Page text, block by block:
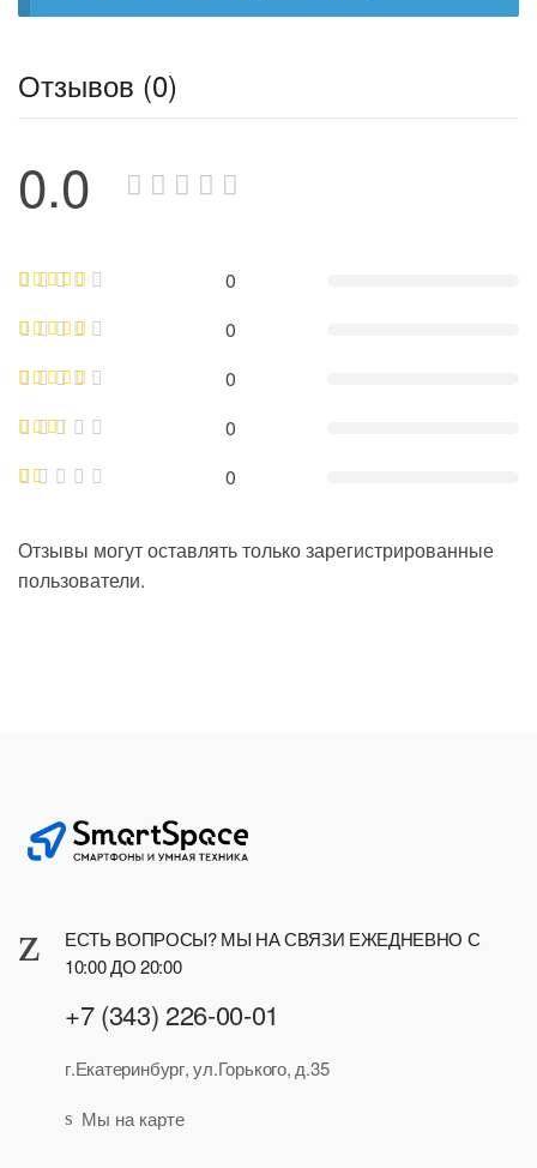
Отзывов (0)
0.0
0
0
0
0
0
Отзывы могут оставлять только зарегистрированные
пользователи.
ЕСТЬ ВОПРОСЫ? МЫ НА СВЯЗИ ЕЖЕДНЕВНО С
10:00 ДО 20:00
+7 (343) 226-00-01
г.Екатеринбург, ул.Горького, д.35
Мы на карте